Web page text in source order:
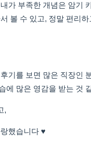
가 부족한 개념은 암기
볼 수 있고, 정말 편리하
기를 보면 많은 직장인
에 많은 영감을 받는 것
,
했습니다 ♥